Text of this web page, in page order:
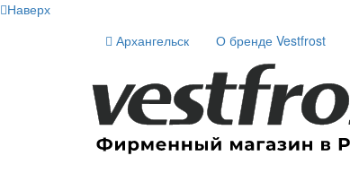
Наверх
Архангельск
О бренде Vestfrost